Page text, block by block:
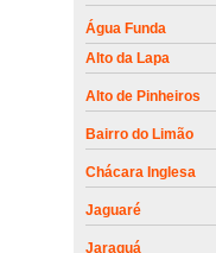
Água Funda
Alto da Lapa
Alto de Pinheiros
Bairro do Limão
Chácara Inglesa
Jaguaré
Jaraguá